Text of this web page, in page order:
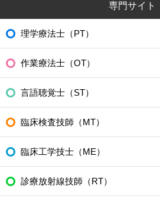
専門サイト
理学療法士（PT）
作業療法士（OT）
言語聴覚士（ST）
臨床検査技師（MT）
臨床工学技士（ME）
診療放射線技師（RT）